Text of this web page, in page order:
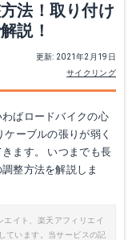
法！取り付け
説！
更新: 2021年2月19日
サイクリング
ばロードバイクの心
ーブルの張りが弱く
ます。 いつまでも長
整方法を解説しま
イト、楽天アフィリエイ
ています。当サービスの記